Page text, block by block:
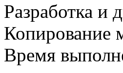
Разработка и
Копирование
Время